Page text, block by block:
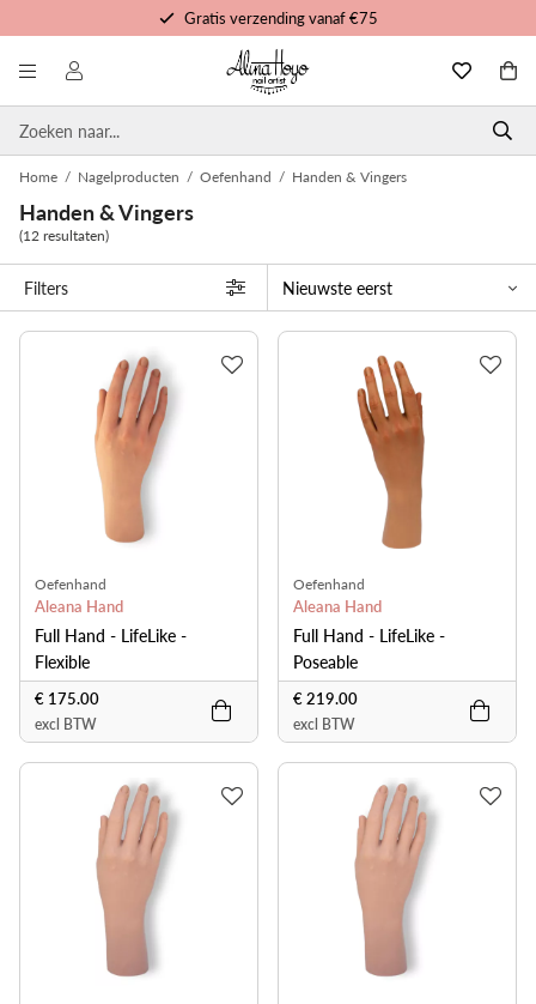
Gratis verzending vanaf €75
Gratis trainingen en tutorials
Voor 16u besteld, morgen in huis
Home / Nagelproducten / Oefenhand / Handen & Vingers
Handen & Vingers
(12 resultaten)
Filters
Oefenhand
Aleana Hand
Full Hand - LifeLike -
Flexible
€ 175.00
excl BTW
Oefenhand
Aleana Hand
Full Hand - LifeLike -
Poseable
€ 219.00
excl BTW